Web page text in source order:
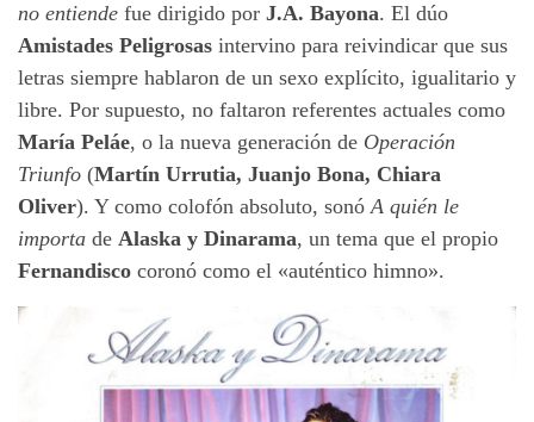
no entiende fue dirigido por J.A. Bayona. El dúo
Amistades Peligrosas intervino para reivindicar que sus
letras siempre hablaron de un sexo explícito, igualitario y
libre. Por supuesto, no faltaron referentes actuales como
María Peláe, o la nueva generación de Operación
Triunfo (Martín Urrutia, Juanjo Bona, Chiara
Oliver). Y como colofón absoluto, sonóA quién le
importa de Alaska y Dinarama, un tema que el propio
Fernandisco coronó como el «auténtico himno».